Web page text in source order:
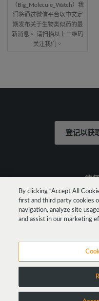
（Big_Molecule_Watch）我
们将通过微信平台以中文定
期发布关于生物类似药的最
新消息。 请扫描以上二维码
关注我们。
登记以获
律
法
By clicking “Accept All
first and third party cookies
navigation, analyze site
and assist in our marketing